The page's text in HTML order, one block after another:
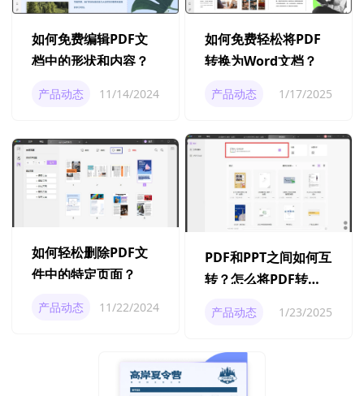
如何免费编辑PDF文
档中的形状和内容？
产品动态 11/14/2024
如何免费轻松将PDF
转换为Word文档？
产品动态 1/17/2025
如何轻松删除PDF文
件中的特定页面？
产品动态 11/22/2024
PDF和PPT之间如何互
转？怎么将PDF转为
产品动态 1/23/2025